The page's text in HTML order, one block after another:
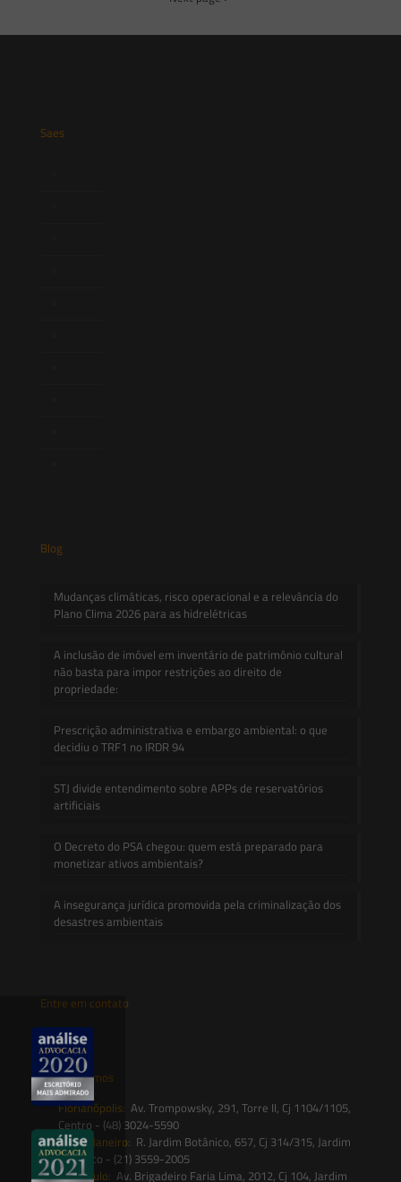
Saes
Blog
Mudanças climáticas, risco operacional e a relevância do
Plano Clima 2026 para as hidrelétricas
A inclusão de imóvel em inventário de patrimônio cultural
não basta para impor restrições ao direito de
propriedade:
Prescrição administrativa e embargo ambiental: o que
decidiu o TRF1 no IRDR 94
STJ divide entendimento sobre APPs de reservatórios
artificiais
O Decreto do PSA chegou: quem está preparado para
monetizar ativos ambientais?
A insegurança jurídica promovida pela criminalização dos
desastres ambientais
Entre em contato
contato@saesadvogados.com.br
Onde estamos
Florianópolis: Av. Trompowsky, 291, Torre II, Cj 1104/1105,
Centro - (48) 3024-5590
Rio de Janeiro: R. Jardim Botânico, 657, Cj 314/315, Jardim
Botânico - (21) 3559-2005
São Paulo: Av. Brigadeiro Faria Lima, 2012, Cj 104, Jardim